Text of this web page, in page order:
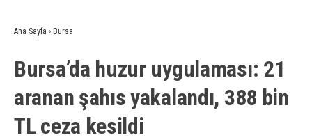
Ana Sayfa › Bursa
Bursa’da huzur uygulaması: 21
aranan şahıs yakalandı, 388 bin
TL ceza kesildi